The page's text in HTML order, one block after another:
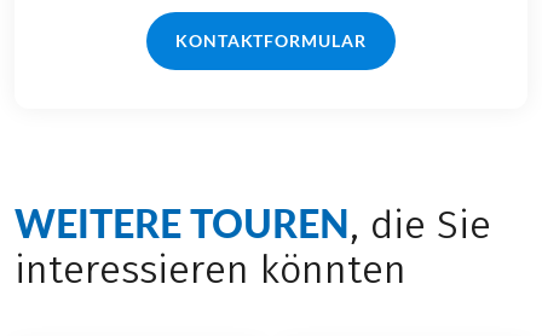
KONTAKTFORMULAR
WEITERE TOUREN, die Sie
interessieren könnten